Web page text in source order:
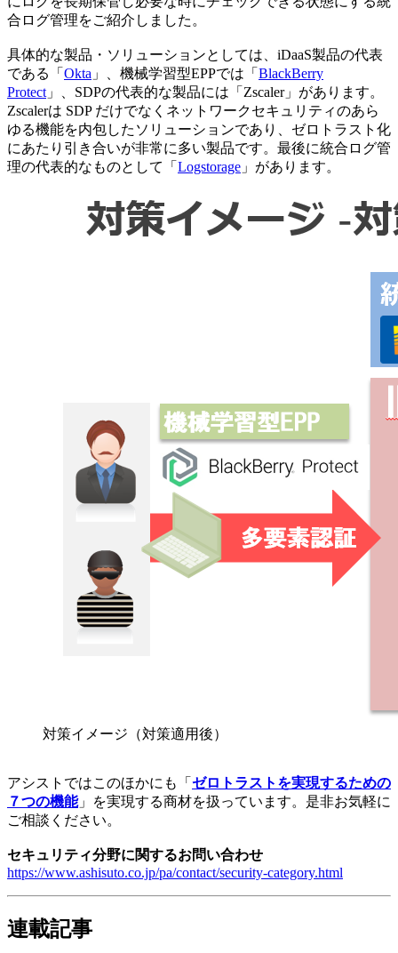
合ログ管理をご紹介しました。
具体的な製品・ソリューションとしては、iDaaS製品の代表
である「 Okta 」、機械学習型EPPでは「 BlackBerry
Protect」、SDPの代表的な製品には「Zscaler」があります。
Zscalerは SDP だけでなくネットワークセキュリティのあら
ゆる機能を内包したソリューションであり、ゼロトラスト化
にあたり引き合いが非常に多い製品です。最後に統合ログ管
理の代表的なものとして「 Logstorage 」があります。
対策イメージ（対策適用後）
アシストではこのほかにも「 ゼロトラストを実現するための
７つの機能」を実現する商材を扱っています。是非お気軽に
ご相談ください。
セキュリティ分野に関するお問い合わせ
https://www.ashisuto.co.jp/pa/contact/security-category.html
連載記事